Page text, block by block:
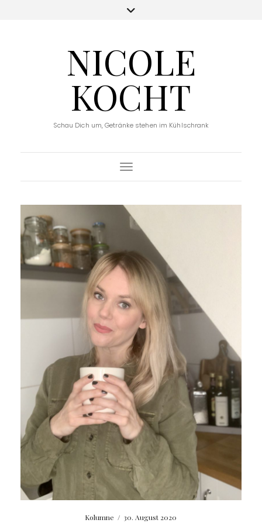
NICOLE
KOCHT
Schau Dich um, Getränke stehen im Kühlschrank
Toggle Navigation
Kolumne / 30. August 2020